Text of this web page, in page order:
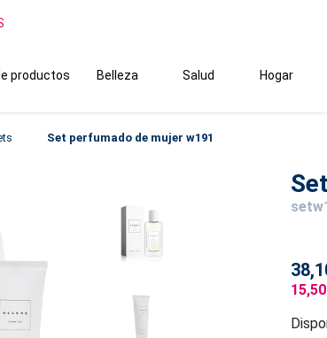
productos Belleza Salud Hogar
Set perfumado de mujer w191